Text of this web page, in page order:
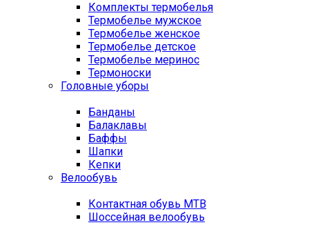
Комплекты термобелья
Термобелье мужское
Термобелье женское
Термобелье детское
Термобелье меринос
Термоноски
Головные уборы
Банданы
Балаклавы
Баффы
Шапки
Кепки
Велообувь
Контактная обувь MTB
Шоссейная велообувь